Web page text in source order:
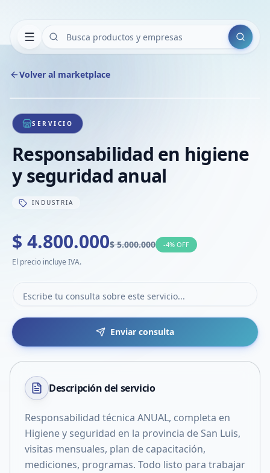
Buscar
Volver al marketplace
1/1
SERVICIO
Responsabilidad en higiene
y seguridad anual
INDUSTRIA
$ 4.800.000$ 5.000.000 -4% OFF
El precio incluye IVA.
Enviar consulta
Descripción del servicio
Responsabilidad técnica ANUAL, completa en
Higiene y seguridad en la provincia de San Luis,
visitas mensuales, plan de capacitación,
mediciones, programas. Todo listo para trabajar